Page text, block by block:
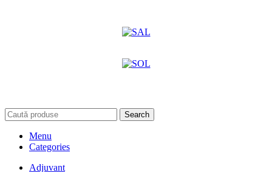
Search
Menu
Categories
Adjuvant